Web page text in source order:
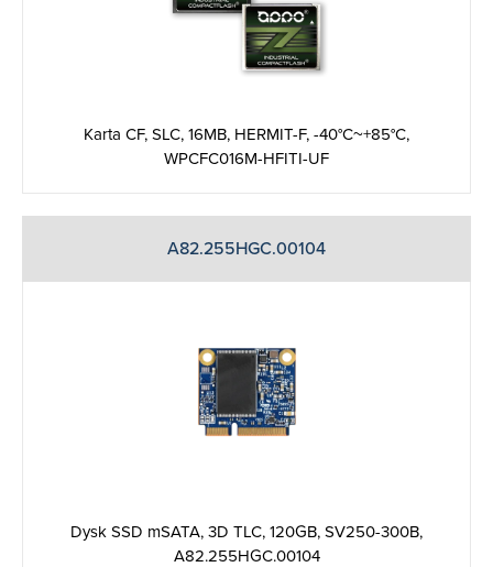
Karta CF, SLC, 16MB, HERMIT-F, -40°C~+85°C,
WPCFC016M-HFITI-UF
A82.255HGC.00104
Dysk SSD mSATA, 3D TLC, 120GB, SV250-300B,
A82.255HGC.00104